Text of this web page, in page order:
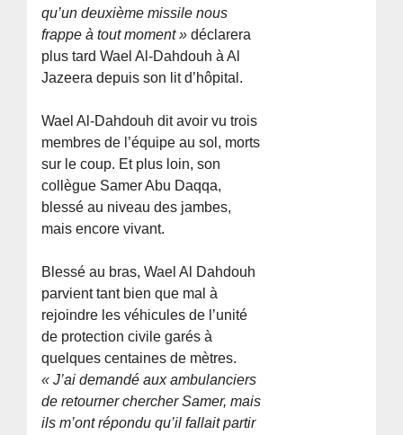
qu’un deuxième missile nous
frappe à tout moment » déclarera
plus tard Wael Al-Dahdouh à Al
Jazeera depuis son lit d’hôpital.
Wael Al-Dahdouh dit avoir vu trois
membres de l’équipe au sol, morts
sur le coup. Et plus loin, son
collègue Samer Abu Daqqa,
blessé au niveau des jambes,
mais encore vivant.
Blessé au bras, Wael Al Dahdouh
parvient tant bien que mal à
rejoindre les véhicules de l’unité
de protection civile garés à
quelques centaines de mètres.
« J’ai demandé aux ambulanciers
de retourner chercher Samer, mais
ils m’ont répondu qu’il fallait partir